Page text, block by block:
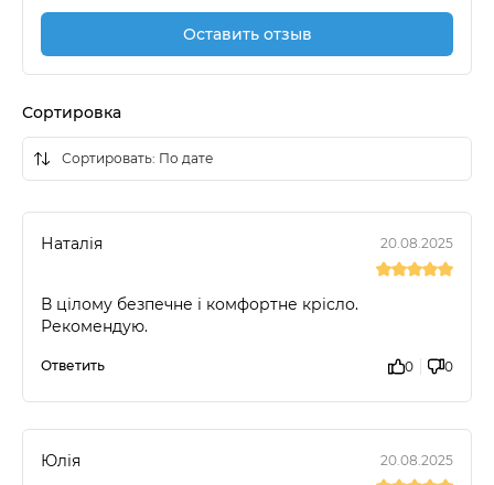
Оставить отзыв
Сортировка
Наталія 20.08.2025
В цілому безпечне і комфортне крісло.
Рекомендую.
Ответить 0 0
Юлія 20.08.2025